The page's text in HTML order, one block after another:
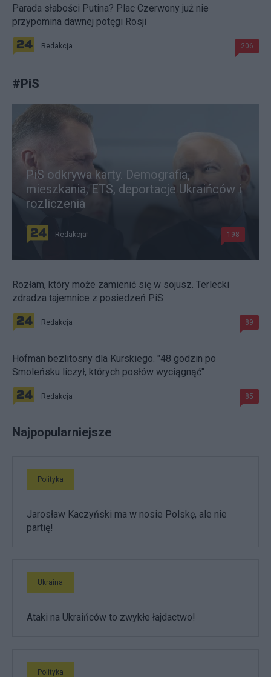
Parada słabości Putina? Plac Czerwony już nie
przypomina dawnej potęgi Rosji
Redakcja 206
#PiS
PiS odkrywa karty. Demografia,
mieszkania, ETS, deportacje Ukraińców i
rozliczenia
Redakcja 198
Rozłam, który może zamienić się w sojusz. Terlecki
zdradza tajemnice z posiedzeń PiS
Redakcja 89
Hofman bezlitosny dla Kurskiego. "48 godzin po
Smoleńsku liczył, których posłów wyciągnąć"
Redakcja 85
Najpopularniejsze
Polityka
Jarosław Kaczyński ma w nosie Polskę, ale nie
partię!
Ukraina
Ataki na Ukraińców to zwykłe łajdactwo!
Polityka